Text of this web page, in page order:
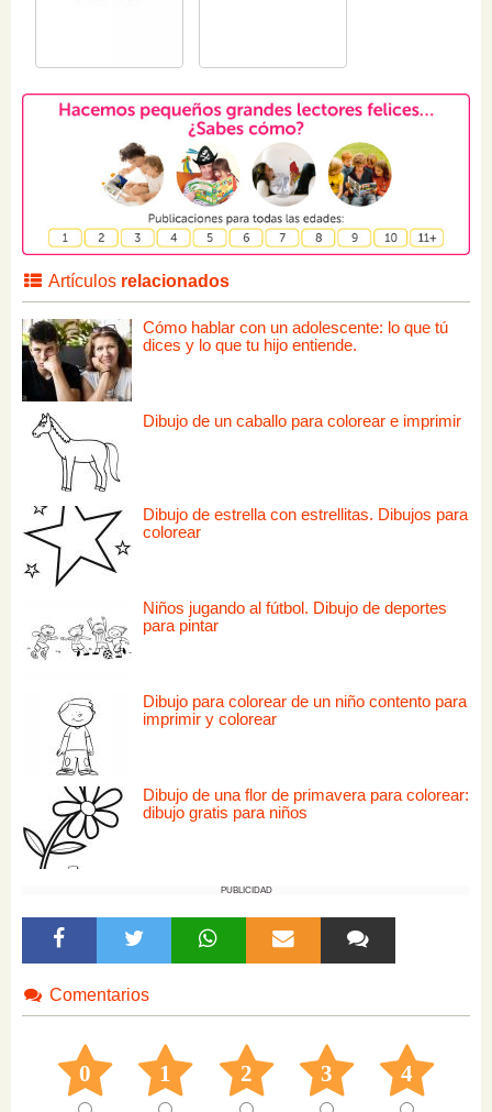
Artículos relacionados
Cómo hablar con un adolescente: lo que tú
dices y lo que tu hijo entiende.
Dibujo de un caballo para colorear e imprimir
Dibujo de estrella con estrellitas. Dibujos para
colorear
Niños jugando al fútbol. Dibujo de deportes
para pintar
Dibujo para colorear de un niño contento para
imprimir y colorear
Dibujo de una flor de primavera para colorear:
dibujo gratis para niños
PUBLICIDAD
Comentarios
0 1 2 3 4